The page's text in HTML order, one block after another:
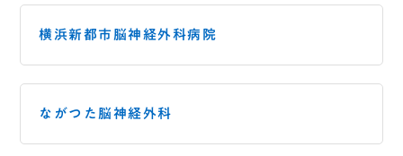
横浜新都市脳神経外科病院
ながつた脳神経外科